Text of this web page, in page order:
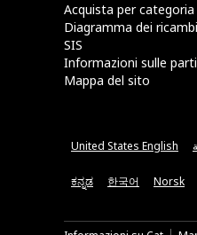
Acquista per categoria
Diagramma dei ricambi
SIS
Informazioni sulle
Mappa del sito
United States English
ಕನ್ನಡ 한국어 Norsk